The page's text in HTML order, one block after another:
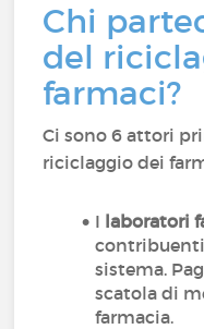
Chi
del
farmaci?
Ci sono 6 attori
riciclaggio dei
I laboratori
sistema.
scatola di
farmacia.